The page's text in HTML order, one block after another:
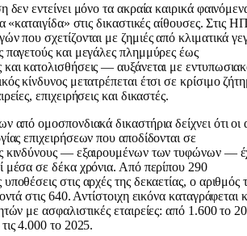
δεν εντείνει μόνο τα ακραία καιρικά
«καταιγίδα» στις δικαστικές αίθουσες. Στις
που σχετίζονται με ζημιές από κλιματικά
παγετούς και μεγάλες πλημμύρες έως
και κατολισθήσεις — αυξάνεται με
κίνδυνος μετατρέπεται έτσι σε κρίσιμο
επιχειρήσεις και δικαστές.
από ομοσπονδιακά δικαστήρια δείχνει ότι οι
επιχειρήσεων που αποδίδονται σε
κινδύνους — εξαιρουμένων των τυφώνων —
μέσα σε δέκα χρόνια. Από περίπου 290
στις αρχές της δεκαετίας, ο αριθμός
στις 640. Αντίστοιχη εικόνα καταγράφεται
με ασφαλιστικές εταιρείες: από 1.600 το
4.000 το 2025.